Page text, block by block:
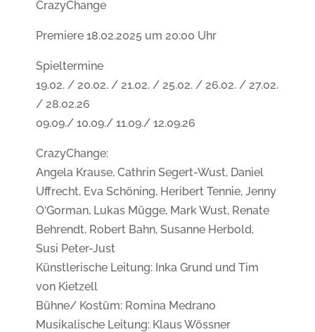
CrazyChange
Premiere 18.02.2025 um 20:00 Uhr
Spieltermine
19.02. / 20.02. / 21.02. / 25.02. / 26.02. / 27.02.
/ 28.02.26
09.09./ 10.09./ 11.09./ 12.09.26
CrazyChange:
Angela Krause, Cathrin Segert-Wust, Daniel
Uffrecht, Eva Schöning, Heribert Tennie, Jenny
O‘Gorman, Lukas Mügge, Mark Wust, Renate
Behrendt, Robert Bahn, Susanne Herbold,
Susi Peter-Just
Künstlerische Leitung: Inka Grund und Tim
von Kietzell
Bühne/ Kostüm: Romina Medrano
Musikalische Leitung: Klaus Wössner